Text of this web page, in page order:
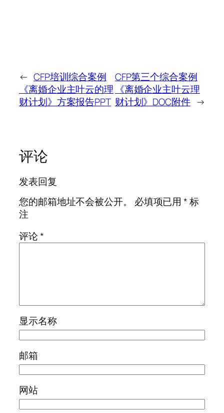
← CFP培训综合案例
《离婚企业主叶云的理
财计划》方案报告PPT
CFP第三个综合案例
《离婚企业主叶云理
财计划》DOC附件 →
评论
发表回复
您的邮箱地址不会被公开。
必填项已用*标
注
评论*
显示名称
邮箱
网站